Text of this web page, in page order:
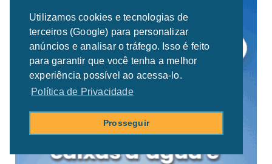
Utilizamos cookies e tecnologias de
terceiros (Google) para personalizar
anúncios e analisar o tráfego. Isso é feito
para garantir que você tenha a melhor
experiência possível ao acessa-lo.
Política de Privacidade
Prosseguir